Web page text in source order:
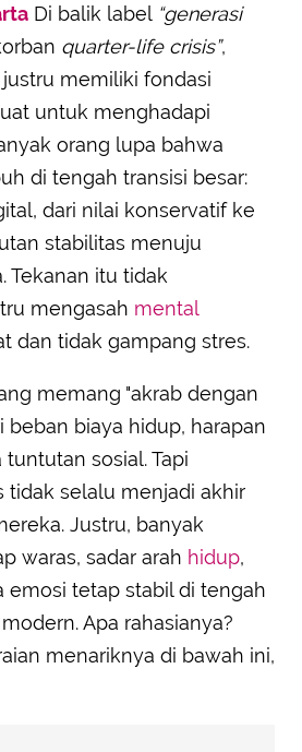
Health, Bukan Sekadar
Ketidakpastian dengan
Passion dan
Kegagalan, Bukan Takut
Sekadar Bersosialisasi
Harus Melepas dan Tidak
Di balik label “generasi
quarter-life crisis”,
memiliki fondasi
untuk menghadapi
orang lupa bahwa
di tengah transisi besar:
dari nilai konservatif ke
stabilitas menuju
Tekanan itu tidak
mengasah mental
dan tidak gampang stres.
memang "akrab dengan
beban biaya hidup, harapan
sosial. Tapi
tidak selalu menjadi akhir
Justru, banyak
waras, sadar arah hidup,
emosi tetap stabil di tengah
Apa rahasianya?
menariknya di bawah ini,